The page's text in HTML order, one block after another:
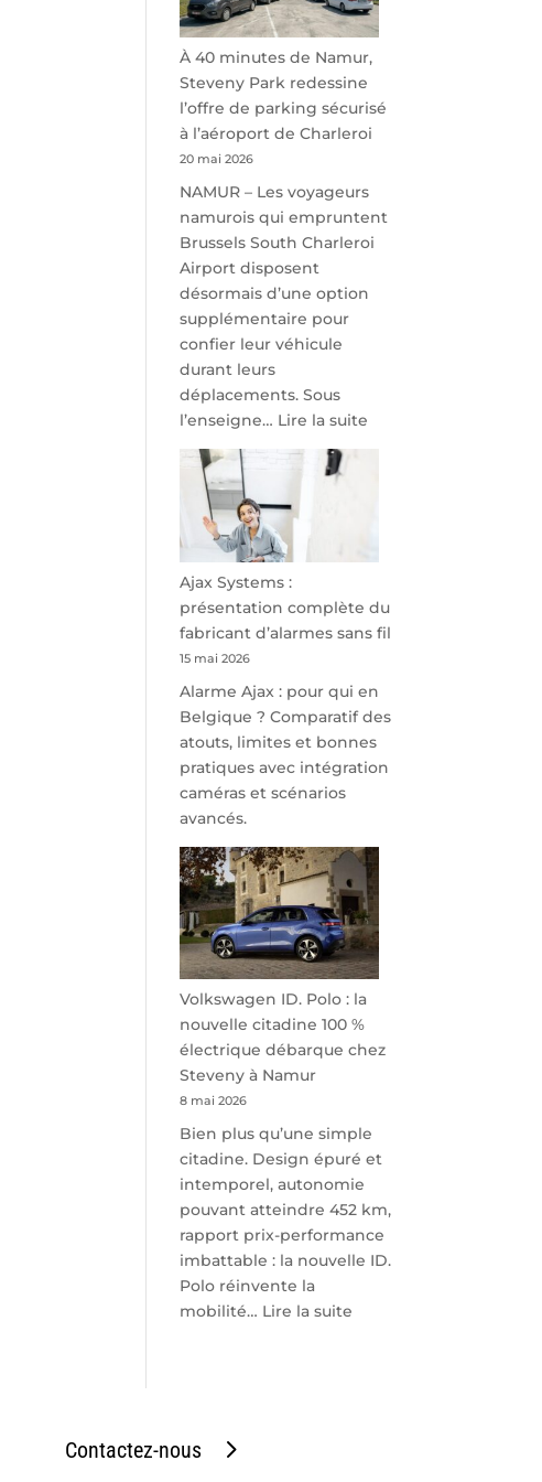
À 40 minutes de Namur,
Steveny Park redessine
l’offre de parking sécurisé
à l’aéroport de Charleroi
20 mai 2026
NAMUR – Les voyageurs
namurois qui empruntent
Brussels South Charleroi
Airport disposent
désormais d’une option
supplémentaire pour
confier leur véhicule
durant leurs
déplacements. Sous
l’enseigne… Lire la suite
Park
redessine
parking
sécurisé
à
l’aéroport
Ajax Systems :
présentation complète du
fabricant d’alarmes sans fil
15 mai 2026
Alarme Ajax : pour qui en
Belgique ? Comparatif des
atouts, limites et bonnes
pratiques avec intégration
caméras et scénarios
avancés.
Volkswagen ID. Polo : la
nouvelle citadine 100 %
électrique débarque chez
Steveny à Namur
8 mai 2026
Bien plus qu’une simple
citadine. Design épuré et
intemporel, autonomie
pouvant atteindre 452 km,
rapport prix-performance
imbattable : la nouvelle ID.
Polo réinvente la
mobilité… Lire la suite
Contactez-nous